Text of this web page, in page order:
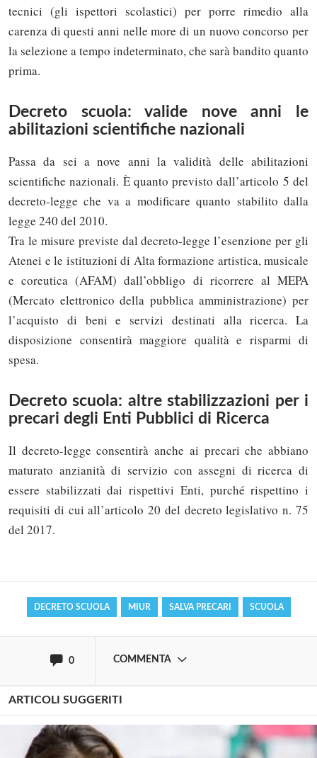
tecnici (gli ispettori scolastici) per porre rimedio alla
carenza di questi anni nelle more di un nuovo concorso per
la selezione a tempo indeterminato, che sarà bandito quanto
prima.
Decreto scuola: valide nove anni le
abilitazioni scientifiche nazionali
Passa da sei a nove anni la validità delle abilitazioni
scientifiche nazionali. È quanto previsto dall’articolo 5 del
decreto-legge che va a modificare quanto stabilito dalla
legge 240 del 2010.
Tra le misure previste dal decreto-legge l’esenzione per gli
Atenei e le istituzioni di Alta formazione artistica, musicale
e coreutica (AFAM) dall’obbligo di ricorrere al MEPA
(Mercato elettronico della pubblica amministrazione) per
l’acquisto di beni e servizi destinati alla ricerca. La
disposizione consentirà maggiore qualità e risparmi di
spesa.
Decreto scuola: altre stabilizzazioni per i
precari degli Enti Pubblici di Ricerca
Il decreto-legge consentirà anche ai precari che abbiano
maturato anzianità di servizio con assegni di ricerca di
essere stabilizzati dai rispettivi Enti, purché rispettino i
requisiti di cui all’articolo 20 del decreto legislativo n. 75
del 2017.
DECRETO SCUOLA MIUR SALVA PRECARI SCUOLA
0 COMMENTA
Solo gli utenti registrati possono
commentare!
ARTICOLI SUGGERITI